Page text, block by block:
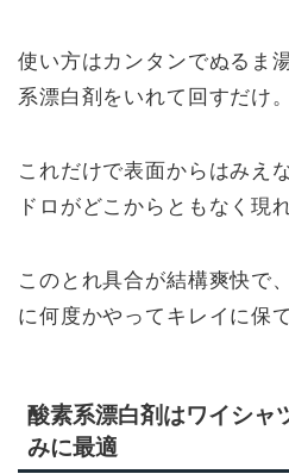
使い方はカンタンでぬるま
系漂白剤をいれて回すだけ。
これだけで表面からはみえ
ドロがどこからともなく現
このとれ具合が結構爽快で
に何度かやってキレイに保
酸素系漂白剤はワイシャ
みに最適